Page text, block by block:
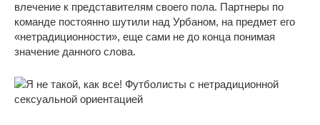
влечение к представителям своего пола. Партнеры по
команде постоянно шутили над Урбаном, на предмет его
«нетрадиционности», еще сами не до конца понимая
значение данного слова.